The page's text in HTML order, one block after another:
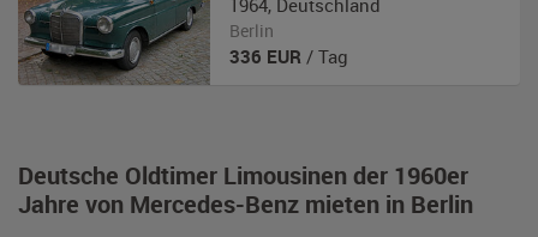
Deutsche Oldtimer Limousinen der 1960er
Jahre von Mercedes-Benz mieten in Berlin
1964, Deutschland
Berlin
336 EUR / Tag